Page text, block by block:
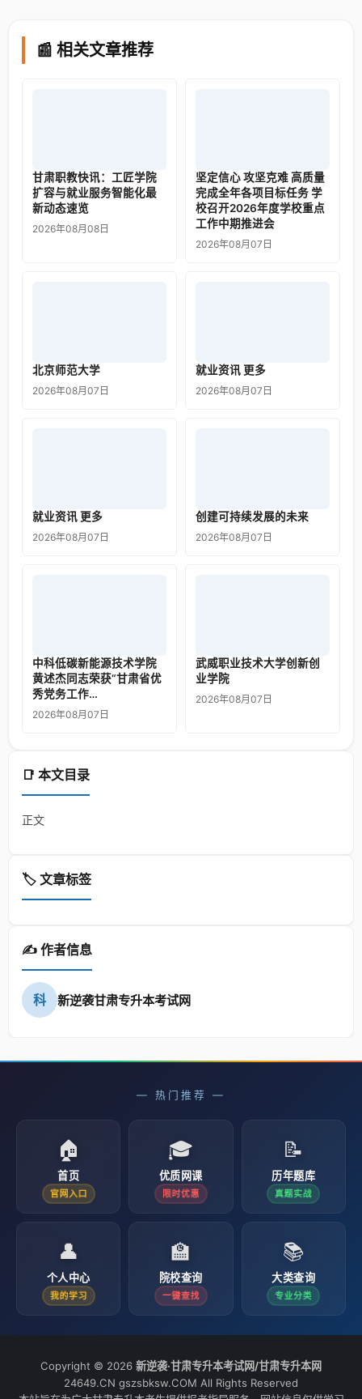
📑 本文目录
正文
🏷️ 文章标签
✍️ 作者信息
科 新逆袭甘肃专升本考试网
📰 相关文章推荐
甘肃职教快讯：工匠学院
扩容与就业服务智能化最
新动态速览
2026年08月08日
坚定信心 攻坚克难 高质量
完成全年各项目标任务 学
校召开2026年度学校重点
工作中期推进会
2026年08月07日
北京师范大学
2026年08月07日
就业资讯 更多
2026年08月07日
就业资讯 更多
2026年08月07日
创建可持续发展的未来
2026年08月07日
中科低碳新能源技术学院
黄述杰同志荣获“甘肃省优
秀党务工作…
2026年08月07日
武威职业技术大学创新创
业学院
2026年08月07日
— 热门推荐 —
🏠
首页
官网入口
🎓
优质网课
限时优惠
📝
历年题库
真题实战
👤
个人中心
我的学习
🏫
院校查询
一键查找
📚
大类查询
专业分类
Copyright © 2026 新逆袭·甘肃专升本考试网/甘肃专升本网
24649.CN gszsbksw.COM All Rights Reserved